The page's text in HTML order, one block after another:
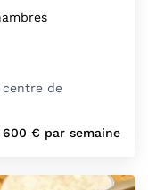
centre de
600 € par semaine